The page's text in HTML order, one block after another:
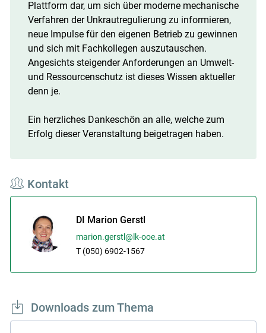
Plattform dar, um sich über moderne mechanische
Verfahren der Unkrautregulierung zu informieren,
neue Impulse für den eigenen Betrieb zu gewinnen
und sich mit Fachkollegen auszutauschen.
Angesichts steigender Anforderungen an Umwelt-
und Ressourcenschutz ist dieses Wissen aktueller
denn je.
Ein herzliches Dankeschön an alle, welche zum
Erfolg dieser Veranstaltung beigetragen haben.
Kontakt
DI Marion Gerstl
marion.gerstl@lk-ooe.at
T (050) 6902-1567
Downloads zum Thema